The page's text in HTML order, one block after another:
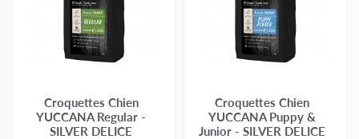
Croquettes Chien
YUCCANA Regular -
SILVER DELICE
Croquettes Chien
YUCCANA Puppy &
Junior - SILVER DELICE